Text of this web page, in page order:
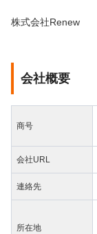
株式会社Renew
会社概要
商号
会社URL
連絡先
所在地